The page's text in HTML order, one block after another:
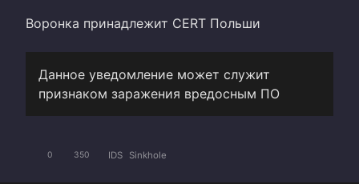
Воронка принадлежит CERT Польши
Данное уведомление может служит
признаком заражения вредосным ПО
0 350 IDS Sinkhole